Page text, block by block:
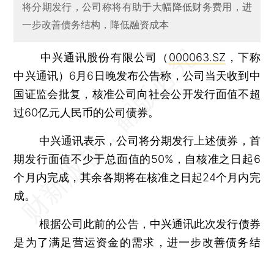
将分期发行，公司称将有助于大幅降低财务费用，进
一步改善债务结构，降低融资成本
中兴通讯股份有限公司（ 000063.SZ ，下称
中兴通讯）6月6日晚发布公告称，公司当天收到中
国证监会批复，核准公司向社会公开发行面值不超
过60亿元人民币的公司债券。
中兴通讯表示，公司将分期发行上述债券，首
期发行面值不少于总面值的50%，自核准之日起6
个月内完成，其余各期将在核准之日起24个月内完
成。
根据公司此前的公告，中兴通讯此次发行债券
是为了满足营运资金的需求，进一步改善债务结